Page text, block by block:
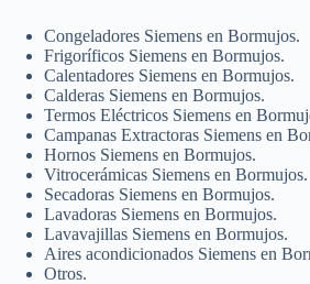
Congeladores Siemens en Bormujos.
Frigoríficos Siemens en Bormujos.
Calentadores Siemens en Bormujos.
Calderas Siemens en Bormujos.
Termos Eléctricos Siemens en
Campanas Extractoras Siemens en
Hornos Siemens en Bormujos.
Vitrocerámicas Siemens en Bormujos.
Secadoras Siemens en Bormujos.
Lavadoras Siemens en Bormujos.
Lavavajillas Siemens en Bormujos.
Aires acondicionados Siemens en
Otros.